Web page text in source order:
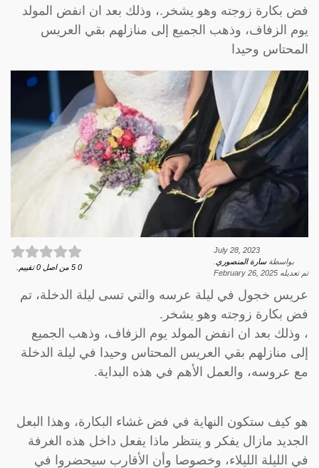
فض بكارة زوجته وهو يشخر.، وذلك بعد ان انفض المولد
يوم الزفاف، وذهب الجميع إلى منازلهم بقي العريس
المحتاس وحيدا
July 28, 2023
بواسطةسارة المنصوري
تم تعديله February 26, 2025
0
5 من اصل 0 تقييم.
عريس خجول في ليلة عرسه والتي تسى ليلة الدخلة، تم
فض بكارة زوجته وهو يشخر.
، وذلك بعد ان انفض المولد يوم الزفاف، وذهب الجميع
إلى منازلهم بقي العريس المحتاس وحيدا في ليلة الدخلة
مع عروسه، والعمل الأهم في هذه البداية.
هو كيف ستكون النهاية في فض غشاء البكارة، وهذا البعل
الجديد مازال يفكر و ينتظر ماذا يفعل داخل هذه الغرفة
في الليلة الليلاء، وخصوصا وأن الأقارب سيحضروا في